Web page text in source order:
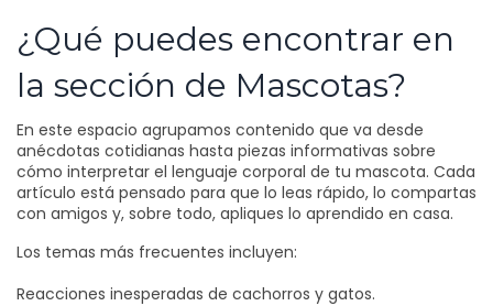
¿Qué puedes encontrar en
la sección de Mascotas?
En este espacio agrupamos contenido que va desde
anécdotas cotidianas hasta piezas informativas sobre
cómo interpretar el lenguaje corporal de tu mascota. Cada
artículo está pensado para que lo leas rápido, lo compartas
con amigos y, sobre todo, apliques lo aprendido en casa.
Los temas más frecuentes incluyen:
Reacciones inesperadas de cachorros y gatos.